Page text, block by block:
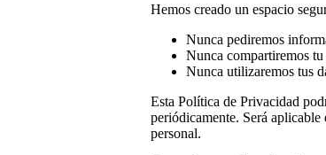
Hemos creado un espacio
Nunca pediremos
Nunca compartiremos
Nunca utilizaremos tus
Esta Política de Privacidad
periódicamente. Será aplicable
personal.